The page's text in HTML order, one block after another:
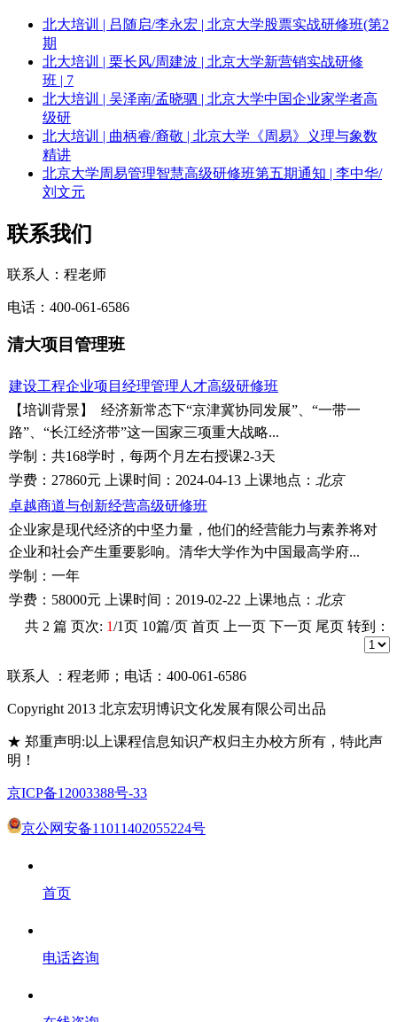
北大培训 | 吕随启/李永宏 | 北京大学股票实战研修班(第2
期
北大培训 | 栗长风/周建波 | 北京大学新营销实战研修
班 | 7
北大培训 | 吴泽南/孟晓驷 | 北京大学中国企业家学者高
级研
北大培训 | 曲柄睿/裔敬 | 北京大学《周易》义理与象数
精讲
北京大学周易管理智慧高级研修班第五期通知 | 李中华/
刘文元
联系我们
联系人：程老师
电话：400-061-6586
清大项目管理班
建设工程企业项目经理管理人才高级研修班
【培训背景】 经济新常态下“京津冀协同发展”、“一带一
路”、“长江经济带”这一国家三项重大战略...
学制： 共168学时，每两个月左右授课2-3天
学费： 27860元 上课时间： 2024-04-13 上课地点： 北京
卓越商道与创新经营高级研修班
企业家是现代经济的中坚力量，他们的经营能力与素养将对
企业和社会产生重要影响。清华大学作为中国最高学府...
学制： 一年
学费： 58000元 上课时间： 2019-02-22 上课地点： 北京
共 2 篇 页次: 1/1页 10篇/页 首页 上一页 下一页 尾页 转到：
联系人 ：程老师；电话：400-061-6586
Copyright 2013 北京宏玥博识文化发展有限公司出品
★ 郑重声明:以上课程信息知识产权归主办校方所有，特此声
明！
京ICP备12003388号-33
京公网安备11011402055224号
首页
电话咨询